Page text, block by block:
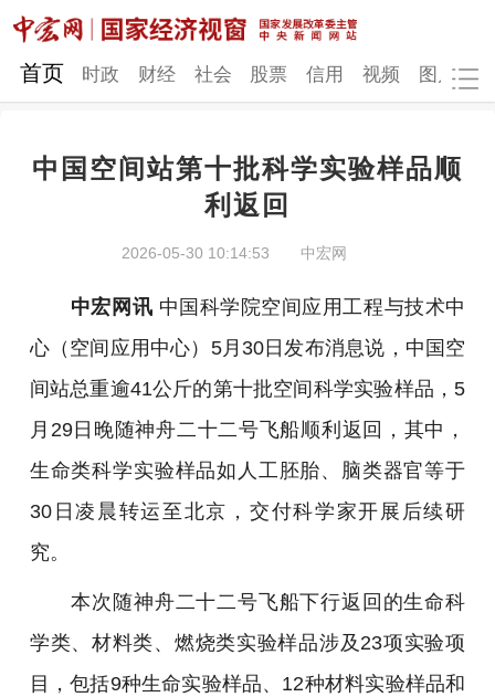
网站地图
财经 社会
图片
地方发展
首页 时政 财经 社会 股票 信用 视频 图片
中国空间站第十批科学实验样品顺
利返回
2026-05-30 10:14:53 中宏网
中宏网讯 中国科学院空间应用工程与技术中
心（空间应用中心）5月30日发布消息说，中国空
间站总重逾41公斤的第十批空间科学实验样品，5
月29日晚随神舟二十二号飞船顺利返回，其中，
生命类科学实验样品如人工胚胎、脑类器官等于
30日凌晨转运至北京，交付科学家开展后续研
究。
本次随神舟二十二号飞船下行返回的生命科
学类、材料类、燃烧类实验样品涉及23项实验项
目，包括9种生命实验样品、12种材料实验样品和